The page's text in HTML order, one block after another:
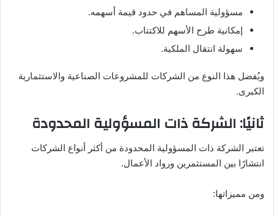
مسؤولية المساهم في حدود قيمة أسهمه.
إمكانية طرح الأسهم للاكتتاب.
سهولة انتقال الملكية.
ويُفضل هذا النوع من الشركات للمشروعات الصناعية والاستثمارية
الكبرى.
ثانيًا: الشركة ذات المسؤولية المحدودة
تعتبر الشركة ذات المسؤولية المحدودة من أكثر أنواع الشركات
انتشارًا بين المستثمرين ورواد الأعمال.
ومن مميزاتها: